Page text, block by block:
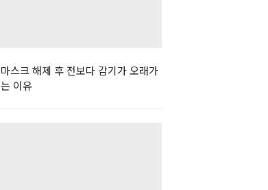
마스크 해제 후 전보다 감기가 오래가
는 이유